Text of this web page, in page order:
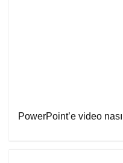
PowerPoint’e video